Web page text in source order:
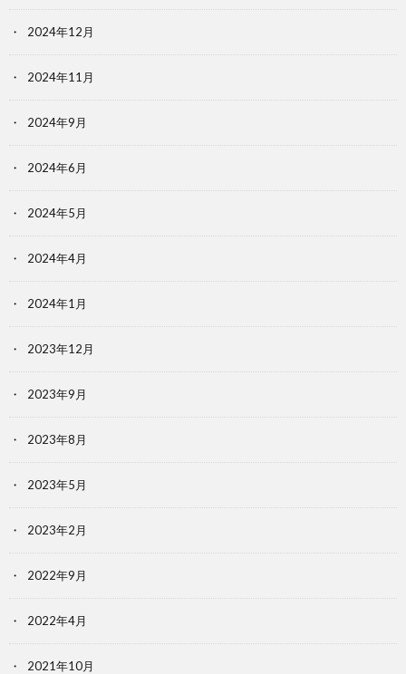
2024年12月
2024年11月
2024年9月
2024年6月
2024年5月
2024年4月
2024年1月
2023年12月
2023年9月
2023年8月
2023年5月
2023年2月
2022年9月
2022年4月
2021年10月